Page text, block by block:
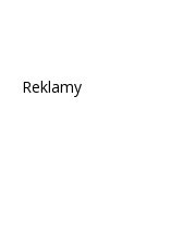
Reklamy